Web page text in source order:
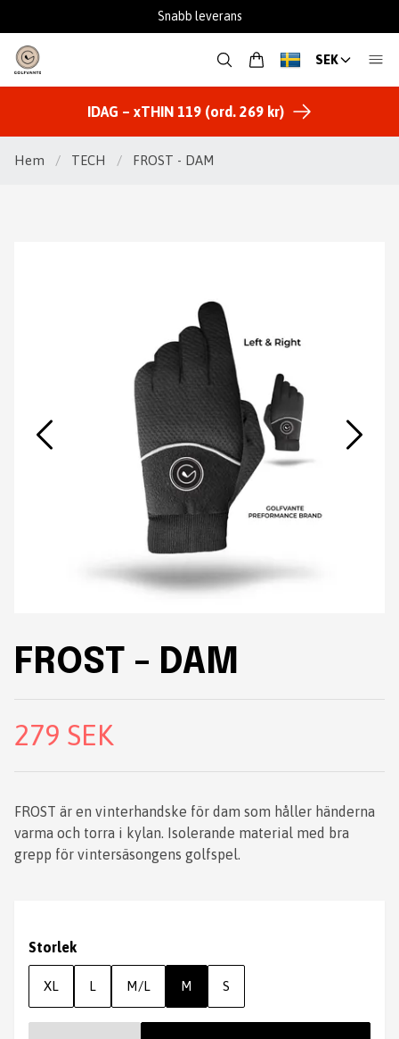
Snabb leverans
SEK
IDAG – xTHIN 119 (ord. 269 kr)
Hem / TECH / FROST - DAM
FROST - DAM
279 SEK
FROST är en vinterhandske för dam som håller händerna
varma och torra i kylan. Isolerande material med bra
grepp för vintersäsongens golfspel.
Storlek
XL L M/L M S